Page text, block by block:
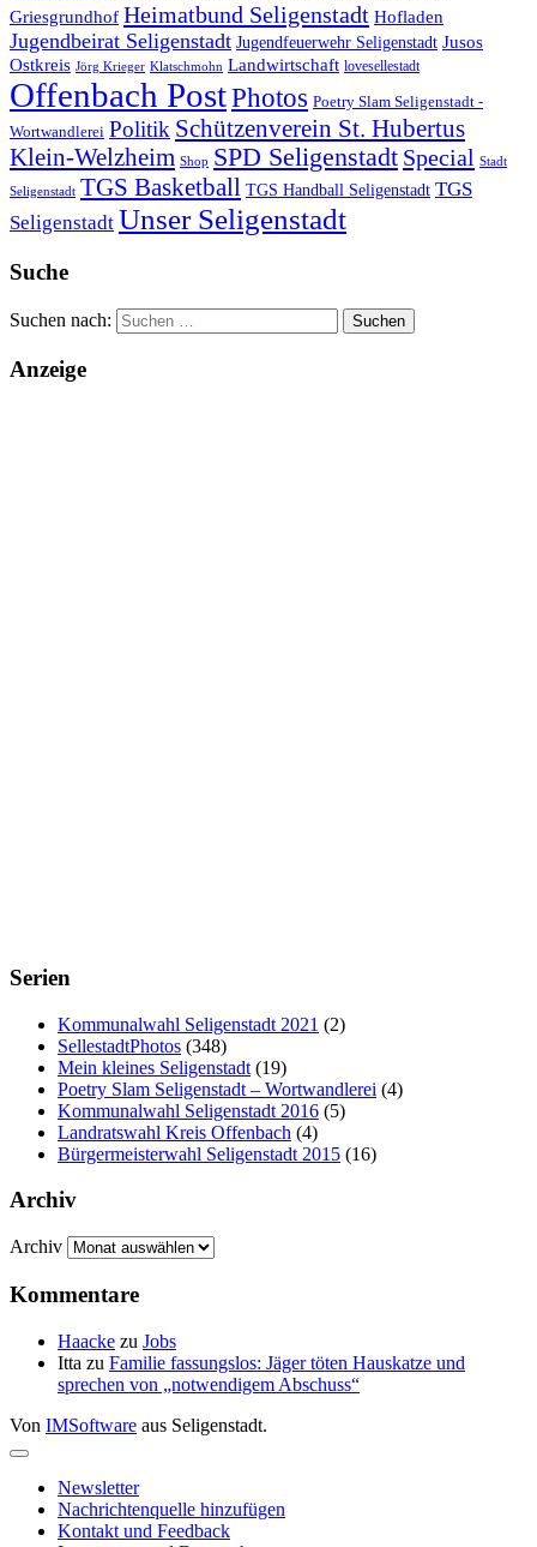
Griesgrundhof Heimatbund Seligenstadt Hofladen
Jugendbeirat Seligenstadt Jugendfeuerwehr Seligenstadt Jusos
Ostkreis Jörg Krieger Klatschmohn Landwirtschaft lovesellestadt
Offenbach PostPhotos Poetry Slam Seligenstadt -
Wortwandlerei Politik Schützenverein St. Hubertus
Klein-Welzheim Shop SPD Seligenstadt Special Stadt
Seligenstadt TGS Basketball TGS Handball Seligenstadt TGS
Seligenstadt Unser Seligenstadt
Suche
Suchen nach:
Anzeige
Serien
Kommunalwahl Seligenstadt 2021 (2)
SellestadtPhotos (348)
Mein kleines Seligenstadt (19)
Poetry Slam Seligenstadt – Wortwandlerei (4)
Kommunalwahl Seligenstadt 2016 (5)
Landratswahl Kreis Offenbach (4)
Bürgermeisterwahl Seligenstadt 2015 (16)
Archiv
Archiv
Kommentare
Haacke zu Jobs
Itta zu Familie fassungslos: Jäger töten Hauskatze und
sprechen von „notwendigem Abschuss“
Von IMSoftware aus Seligenstadt.
Newsletter
Nachrichtenquelle hinzufügen
Kontakt und Feedback